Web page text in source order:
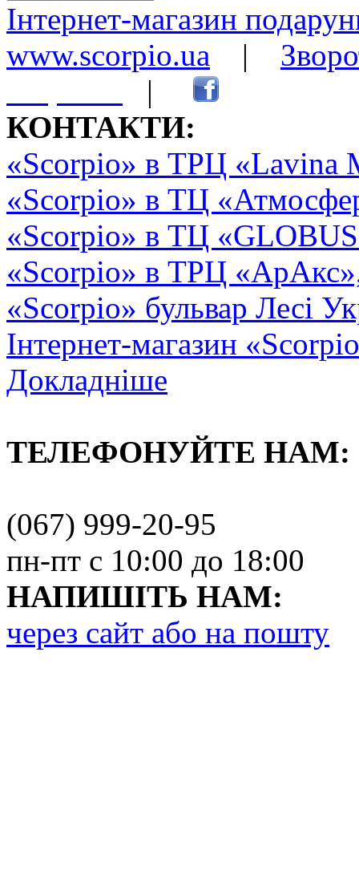
Інтернет-магазин
www.scorpio.ua |
|
КОНТАКТИ:
«Scorpio» в ТРЦ «Lavina
«Scorpio» в ТЦ
«Scorpio» в ТЦ
«Scorpio» в ТРЦ
«Scorpio» бульвар Лесі
Інтернет-магазин
Докладніше
ТЕЛЕФОНУЙТЕ НАМ:
(067) 999-20-95
пн-пт с 10:00 до 18:00
НАПИШІТЬ НАМ:
через сайт або на пошту